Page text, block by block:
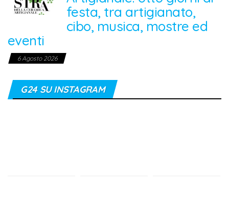
festa, tra artigianato,
cibo, musica, mostre ed
eventi
6 Agosto 2026
G24 SU INSTAGRAM